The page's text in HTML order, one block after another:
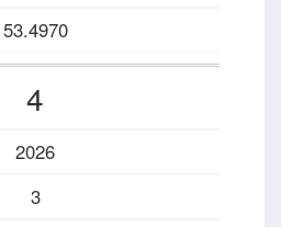
53.4970
4
2026
3